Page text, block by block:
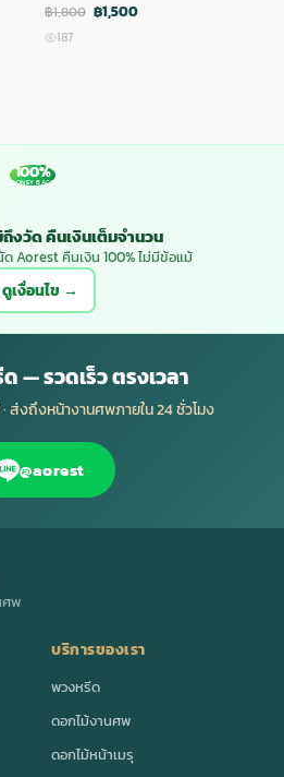
฿1,800 ฿1,500
187
100%
MONEY BACK
งวัด คืนเงินเต็มจำนวน
Aorest คืนเงิน 100% ไม่มีข้อแม้
ดูเงื่อนไข →
— รวดเร็ว ตรงเวลา
ส่งถึงหน้างานศพภายใน 24 ชั่วโมง
@aorest
ศพ
บริการของเรา
พวงหรีด
ดอกไม้งานศพ
ดอกไม้หน้าเมรุ